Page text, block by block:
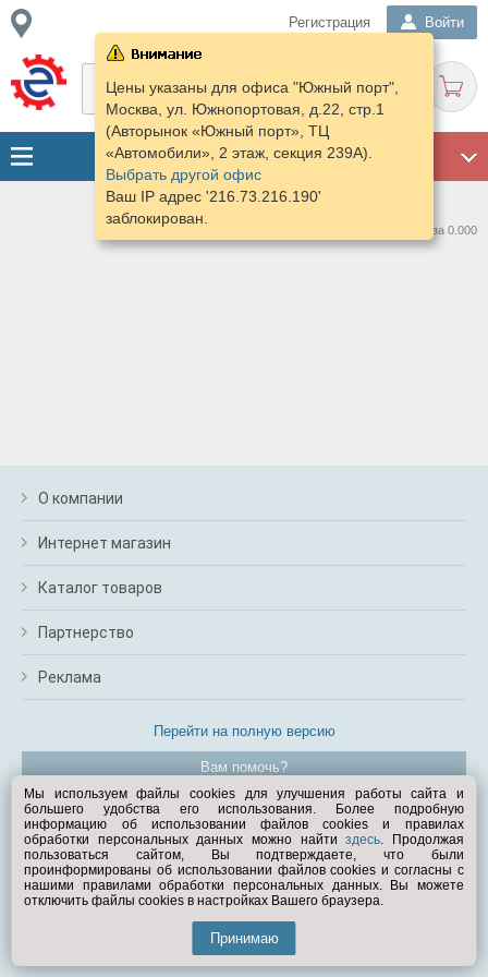
Регистрация Войти
Цены указаны для офиса "Южный порт",
Москва, ул. Южнопортовая, д.22, стр.1
(Авторынок «Южный порт», ТЦ
«Автомобили», 2 этаж, секция 239А).
Выбрать другой офис
Ваш IP адрес '216.73.216.190'
заблокирован.
Нашлось предложений: 0 за 0.000
О компании
Интернет магазин
Каталог товаров
Партнерство
Реклама
Перейти на полную версию
Вам помочь?
© Exist.ru 1998—2026
Мы используем файлы cookies для улучшения работы сайта и
большего удобства его использования. Более подробную
информацию об использовании файлов cookies и правилах
обработки персональных данных можно найтиздесь. Продолжая
пользоваться сайтом, Вы подтверждаете, что были
проинформированы об использовании файлов cookies и согласны с
нашими правилами обработки персональных данных. Вы можете
отключить файлы cookies в настройках Вашего браузера.
Принимаю